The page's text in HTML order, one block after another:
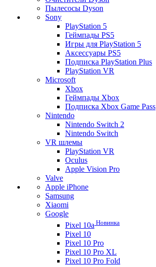
Пылесосы Dyson
Sony
PlayStation 5
Геймпады PS5
Игры для PlayStation 5
Аксессуары PS5
Подписка PlayStation Plus
PlayStation VR
Microsoft
Xbox
Геймпады Xbox
Подписка Xbox Game Pass
Nintendo
Nintendo Switch 2
Nintendo Switch
VR шлемы
PlayStation VR
Oculus
Apple Vision Pro
Valve
Apple iPhone
Samsung
Xiaomi
Google
Pixel 10a Новинка
Pixel 10
Pixel 10 Pro
Pixel 10 Pro XL
Pixel 10 Pro Fold